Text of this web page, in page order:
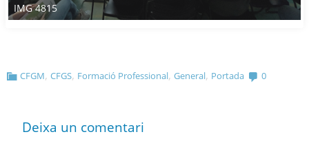
IMG 4815
CFGM,CFGS, Formació Professional,General, Portada 0
Deixa un comentari